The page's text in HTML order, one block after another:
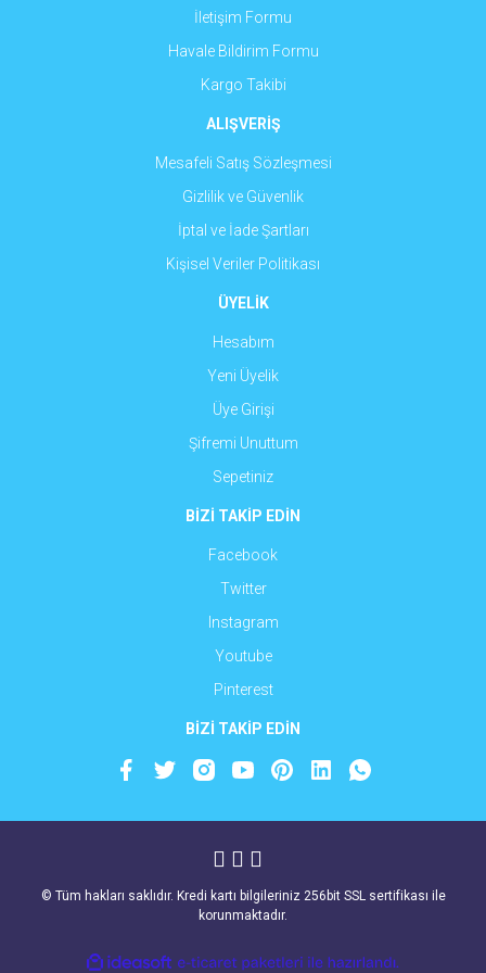
İletişim Formu
Havale Bildirim Formu
Kargo Takibi
ALIŞVERİŞ
Mesafeli Satış Sözleşmesi
Gizlilik ve Güvenlik
İptal ve İade Şartları
Kişisel Veriler Politikası
ÜYELİK
Hesabım
Yeni Üyelik
Üye Girişi
Şifremi Unuttum
Sepetiniz
BİZİ TAKİP EDİN
Facebook
Twitter
Instagram
Youtube
Pinterest
BİZİ TAKİP EDİN
© Tüm hakları saklıdır. Kredi kartı bilgileriniz 256bit SSL sertifikası ile
korunmaktadır.
ideasoft e-